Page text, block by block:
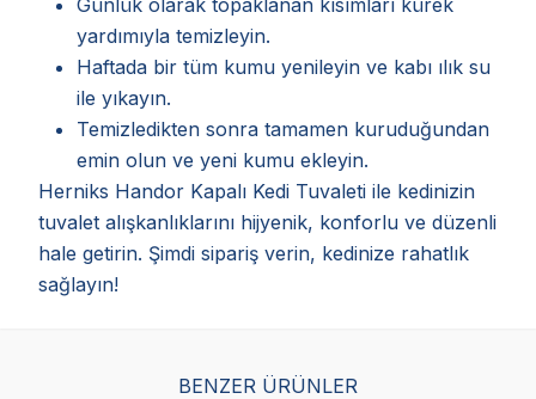
yardımıyla temizleyin.
Haftada bir tüm kumu yenileyin ve kabı ılık su
ile yıkayın.
Temizledikten sonra tamamen kuruduğundan
emin olun ve yeni kumu ekleyin.
Herniks Handor Kapalı Kedi Tuvaleti ile kedinizin
tuvalet alışkanlıklarını hijyenik, konforlu ve düzenli
hale getirin. Şimdi sipariş verin, kedinize rahatlık
sağlayın!
BENZER ÜRÜNLER